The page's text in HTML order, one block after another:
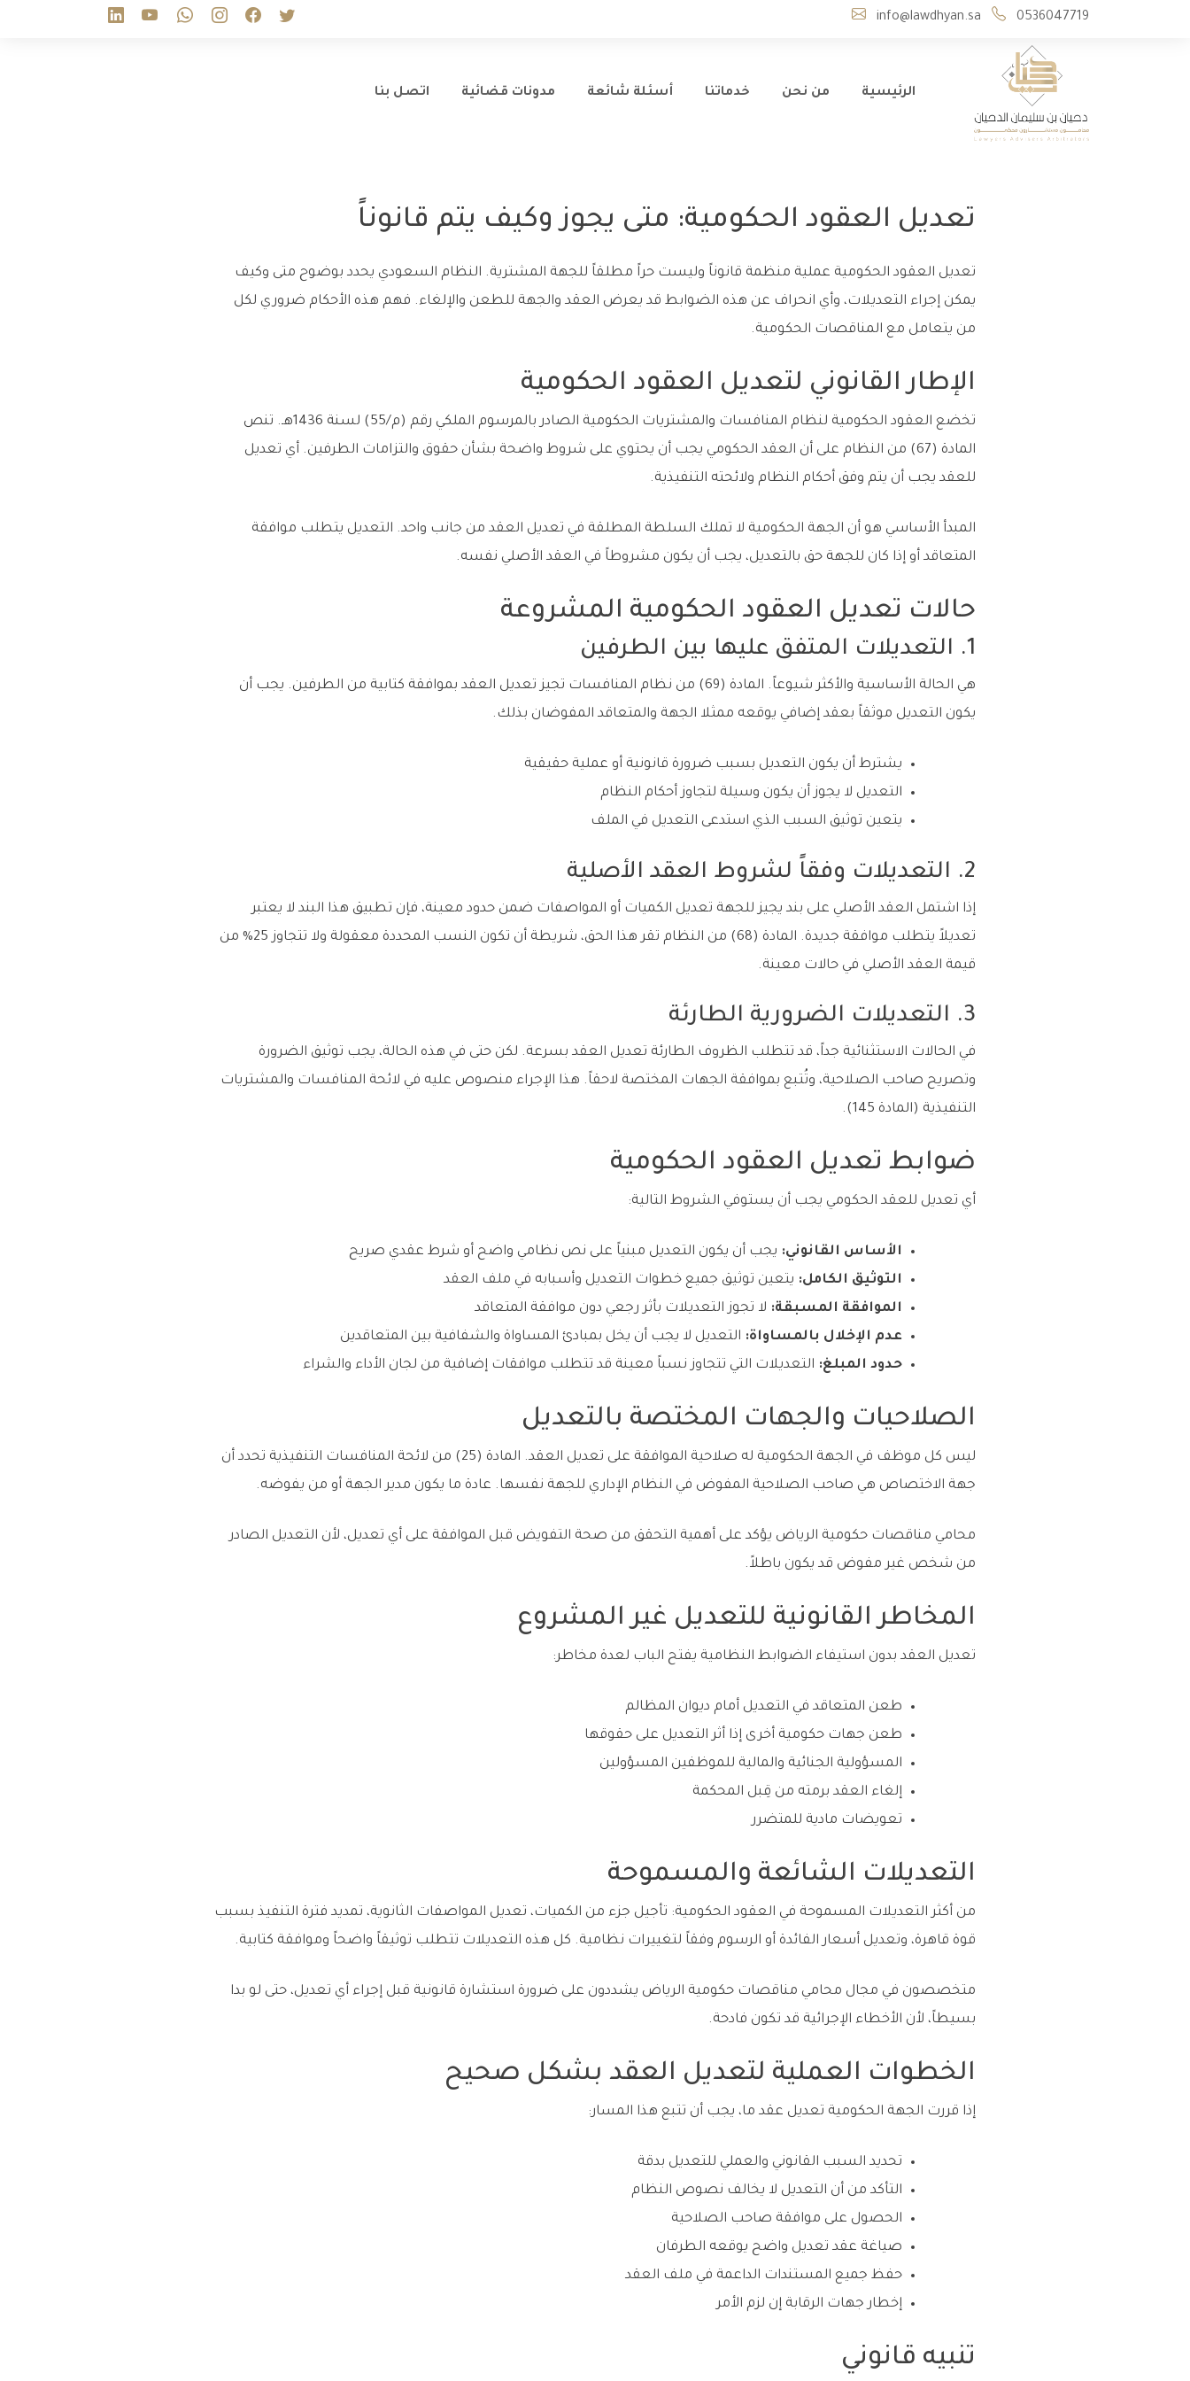
0536047719
info@lawdhyan.sa
الرئيسية من نحن خدماتنا أسئلة شائعة مدونات قضائية اتصل بنا
تعديل العقود الحكومية: متى يجوز وكيف يتم قانوناً
تعديل العقود الحكومية عملية منظمة قانوناً وليست حراً مطلقاً للجهة المشترية. النظام السعودي يحدد بوضوح متى وكيف
يمكن إجراء التعديلات، وأي انحراف عن هذه الضوابط قد يعرض العقد والجهة للطعن والإلغاء. فهم هذه الأحكام ضروري لكل
من يتعامل مع المناقصات الحكومية.
الإطار القانوني لتعديل العقود الحكومية
تخضع العقود الحكومية لنظام المنافسات والمشتريات الحكومية الصادر بالمرسوم الملكي رقم (م/55) لسنة 1436هـ. تنص
المادة (67) من النظام على أن العقد الحكومي يجب أن يحتوي على شروط واضحة بشأن حقوق والتزامات الطرفين. أي تعديل
للعقد يجب أن يتم وفق أحكام النظام ولائحته التنفيذية.
المبدأ الأساسي هو أن الجهة الحكومية لا تملك السلطة المطلقة في تعديل العقد من جانب واحد. التعديل يتطلب موافقة
المتعاقد أو إذا كان للجهة حق بالتعديل، يجب أن يكون مشروطاً في العقد الأصلي نفسه.
حالات تعديل العقود الحكومية المشروعة
1. التعديلات المتفق عليها بين الطرفين
هي الحالة الأساسية والأكثر شيوعاً. المادة (69) من نظام المنافسات تجيز تعديل العقد بموافقة كتابية من الطرفين. يجب أن
يكون التعديل موثقاً بعقد إضافي يوقعه ممثلا الجهة والمتعاقد المفوضان بذلك.
يشترط أن يكون التعديل بسبب ضرورة قانونية أو عملية حقيقية
التعديل لا يجوز أن يكون وسيلة لتجاوز أحكام النظام
يتعين توثيق السبب الذي استدعى التعديل في الملف
2. التعديلات وفقاً لشروط العقد الأصلية
إذا اشتمل العقد الأصلي على بند يجيز للجهة تعديل الكميات أو المواصفات ضمن حدود معينة، فإن تطبيق هذا البند لا يعتبر
تعديلاً يتطلب موافقة جديدة. المادة (68) من النظام تقر هذا الحق، شريطة أن تكون النسب المحددة معقولة ولا تتجاوز 25% من
قيمة العقد الأصلي في حالات معينة.
3. التعديلات الضرورية الطارئة
في الحالات الاستثنائية جداً، قد تتطلب الظروف الطارئة تعديل العقد بسرعة. لكن حتى في هذه الحالة، يجب توثيق الضرورة
وتصريح صاحب الصلاحية، وتُتبع بموافقة الجهات المختصة لاحقاً. هذا الإجراء منصوص عليه في لائحة المنافسات والمشتريات
التنفيذية (المادة 145).
ضوابط تعديل العقود الحكومية
أي تعديل للعقد الحكومي يجب أن يستوفي الشروط التالية:
الأساس القانوني: يجب أن يكون التعديل مبنياً على نص نظامي واضح أو شرط عقدي صريح
التوثيق الكامل: يتعين توثيق جميع خطوات التعديل وأسبابه في ملف العقد
الموافقة المسبقة: لا تجوز التعديلات بأثر رجعي دون موافقة المتعاقد
عدم الإخلال بالمساواة: التعديل لا يجب أن يخل بمبادئ المساواة والشفافية بين المتعاقدين
حدود المبلغ: التعديلات التي تتجاوز نسباً معينة قد تتطلب موافقات إضافية من لجان الأداء والشراء
الصلاحيات والجهات المختصة بالتعديل
ليس كل موظف في الجهة الحكومية له صلاحية الموافقة على تعديل العقد. المادة (25) من لائحة المنافسات التنفيذية تحدد أن
جهة الاختصاص هي صاحب الصلاحية المفوض في النظام الإداري للجهة نفسها. عادة ما يكون مدير الجهة أو من يفوضه.
محامي مناقصات حكومية الرياض يؤكد على أهمية التحقق من صحة التفويض قبل الموافقة على أي تعديل، لأن التعديل الصادر
من شخص غير مفوض قد يكون باطلاً.
المخاطر القانونية للتعديل غير المشروع
تعديل العقد بدون استيفاء الضوابط النظامية يفتح الباب لعدة مخاطر:
طعن المتعاقد في التعديل أمام ديوان المظالم
طعن جهات حكومية أخرى إذا أثر التعديل على حقوقها
المسؤولية الجنائية والمالية للموظفين المسؤولين
إلغاء العقد برمته من قِبل المحكمة
تعويضات مادية للمتضرر
التعديلات الشائعة والمسموحة
من أكثر التعديلات المسموحة في العقود الحكومية: تأجيل جزء من الكميات، تعديل المواصفات الثانوية، تمديد فترة التنفيذ بسبب
قوة قاهرة، وتعديل أسعار الفائدة أو الرسوم وفقاً لتغييرات نظامية. كل هذه التعديلات تتطلب توثيقاً واضحاً وموافقة كتابية.
متخصصون في مجال محامي مناقصات حكومية الرياض يشددون على ضرورة استشارة قانونية قبل إجراء أي تعديل، حتى لو بدا
بسيطاً، لأن الأخطاء الإجرائية قد تكون فادحة.
الخطوات العملية لتعديل العقد بشكل صحيح
إذا قررت الجهة الحكومية تعديل عقد ما، يجب أن تتبع هذا المسار:
تحديد السبب القانوني والعملي للتعديل بدقة
التأكد من أن التعديل لا يخالف نصوص النظام
الحصول على موافقة صاحب الصلاحية
صياغة عقد تعديل واضح يوقعه الطرفان
حفظ جميع المستندات الداعمة في ملف العقد
إخطار جهات الرقابة إن لزم الأمر
تنبيه قانوني